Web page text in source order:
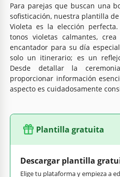
Para parejas que buscan una
sofisticación, nuestra plantilla
Violeta es la elección
tonos violetas calmantes,
encantador para su día
solo un itinerario; es un
Desde detallar la
proporcionar información
aspecto es cuidadosamente
Plantilla gratuita
Descargar plantilla
Elige tu plataforma y empieza a